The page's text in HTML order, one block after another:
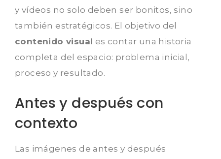
y vídeos no solo deben ser bonitos, sino
también estratégicos. El objetivo del
contenido visual es contar una historia
completa del espacio: problema inicial,
proceso y resultado.
Antes y después con
contexto
Las imágenes de antes y después